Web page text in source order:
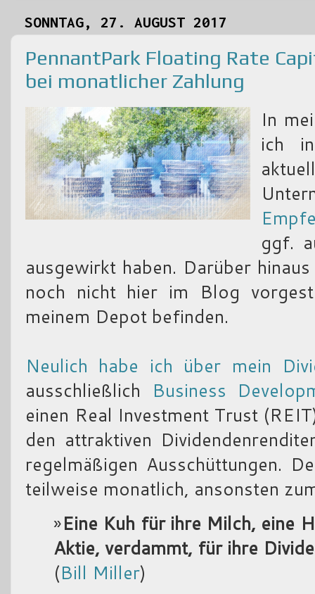
SONNTAG, 27. AUGUST 2017
PennantPark Floating Rate
bei monatlicher Zahlung
In
ich
ggf.
ausgewirkt haben. Darüber
noch nicht hier im Blog
meinem Depot befinden.
Neulich habe ich über mein
ausschließlich
Business
einen Real Investment Trust
den attraktiven
regelmäßigen Ausschüttungen.
teilweise monatlich, ansonsten
»Eine Kuh für ihre Milch, eine
Aktie, verdammt, für ihre
(Bill Miller)